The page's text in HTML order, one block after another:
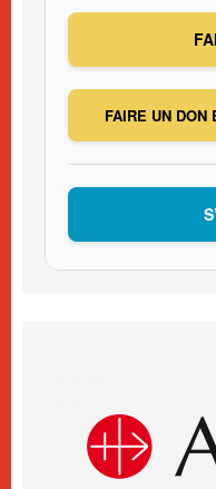
FAIRE UN DON